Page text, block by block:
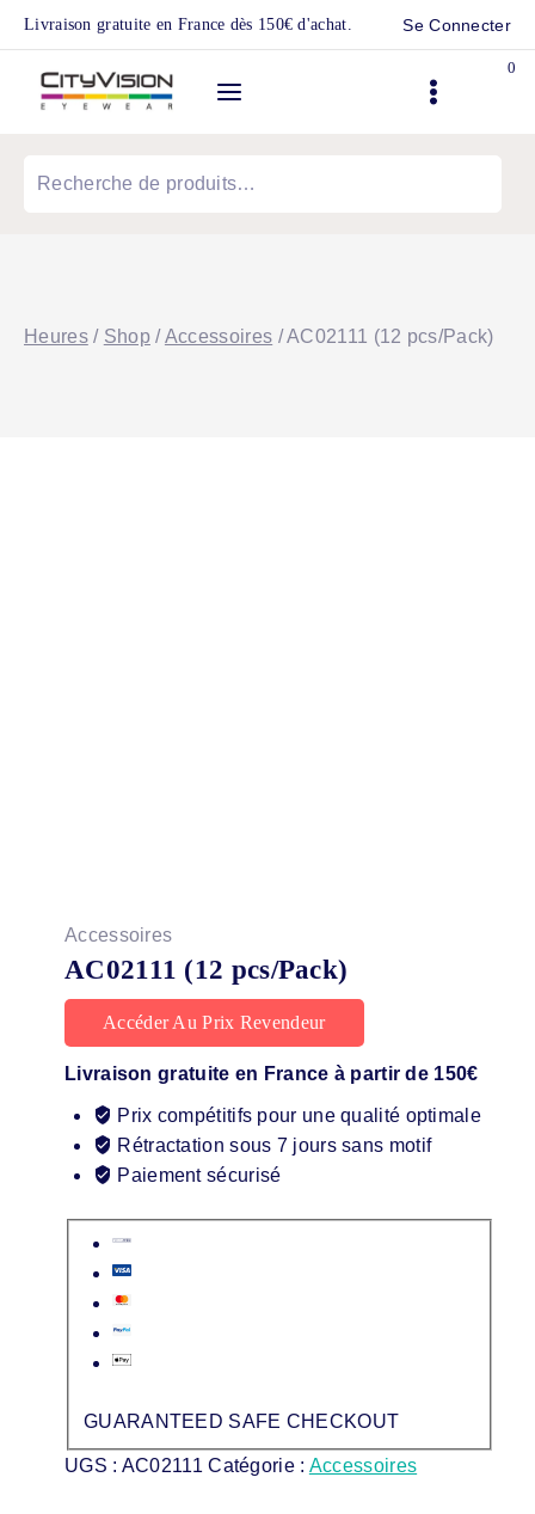
Skip
content
Livraison gratuite en France dès 150€ d'achat. Se Connecter
0
Heures / Shop / Accessoires /AC02111 (12 pcs/Pack)
Accessoires
AC02111 (12 pcs/Pack)
Accéder Au Prix Revendeur
Livraison gratuite en France à partir de 150€
Prix compétitifs pour une qualité optimale
Rétractation sous 7 jours sans motif
Paiement sécurisé
GUARANTEED SAFE CHECKOUT
UGS : AC02111 Catégorie : Accessoires